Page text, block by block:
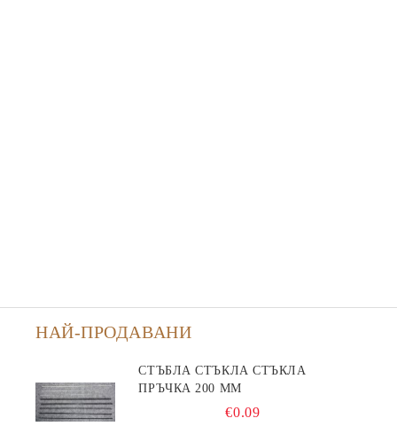
НАЙ-ПРОДАВАНИ
СТЪБЛА СТЪКЛА СТЪКЛА
ПРЪЧКА 200 ММ
€0.09